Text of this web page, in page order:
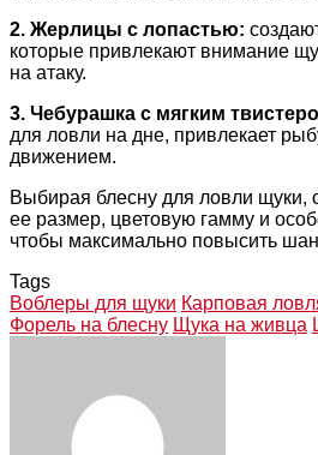
2. Жерлицы с лопастью:
которые привлекают внимание
на атаку.
3. Чебурашка с мягким
для ловли на дне, привлекает
движением.
Выбирая блесну для ловли щуки,
ее размер, цветовую гамму и
чтобы максимально повысить
Tags
Воблеры для щуки Карповая
Форель на блесну Щука на живца